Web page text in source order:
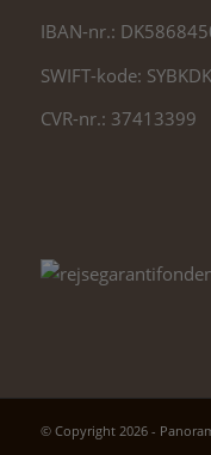
IBAN-nr.:
SWIFT-kode:
CVR-nr.: 37413399
© Copyright 2026 -